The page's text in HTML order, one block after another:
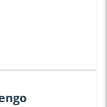
longas conversas
essenciais na